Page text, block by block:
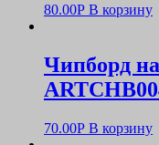
80.00Р В корзину
Чипборд
70.00Р В корзину